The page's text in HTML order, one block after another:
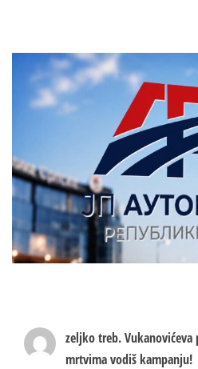
zeljko treb.
mrtvima vodiš kampanju!